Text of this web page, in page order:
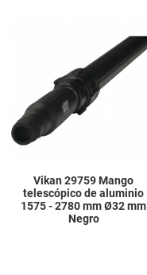
Vikan 29759 Mango
telescópico de aluminio
1575 - 2780 mm Ø32 mm
Negro